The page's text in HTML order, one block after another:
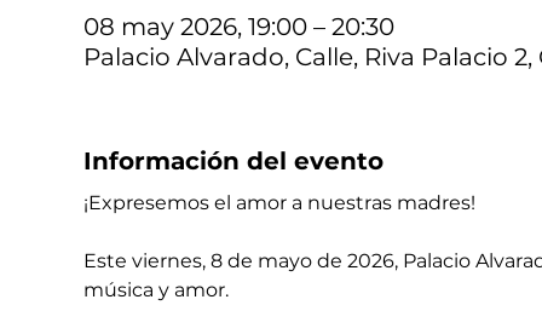
08 may 2026, 19:00 – 20:30
Palacio Alvarado, Calle, Riva Palacio
Información del evento
¡Expresemos el amor a nuestras madres!
Este viernes, 8 de mayo de 2026, Palacio
música y amor.